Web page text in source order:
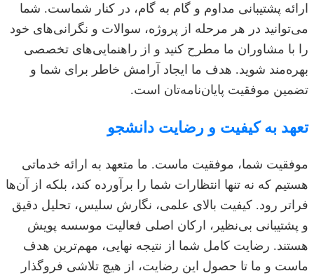
ارائه پشتیبانی مداوم و گام به گام، در کنار شماست. شما
می‌توانید در هر مرحله از پروژه، سوالات و نگرانی‌های خود
را با مشاوران ما مطرح کنید و از راهنمایی‌های تخصصی
بهره‌مند شوید. هدف ما ایجاد آرامش خاطر برای شما و
تضمین موفقیت پایان‌نامه‌تان است.
تعهد به کیفیت و رضایت دانشجو
موفقیت شما، موفقیت ماست. ما متعهد به ارائه خدماتی
هستیم که نه تنها انتظارات شما را برآورده کند، بلکه از آن‌ها
فراتر رود. کیفیت بالای علمی، نگارش سلیس، تحلیل دقیق
و پشتیبانی بی‌نظیر، ارکان اصلی فعالیت موسسه پویش
هستند. رضایت کامل شما از نتیجه نهایی، مهم‌ترین هدف
ماست و ما تا حصول این رضایت، از هیچ تلاشی فروگذار